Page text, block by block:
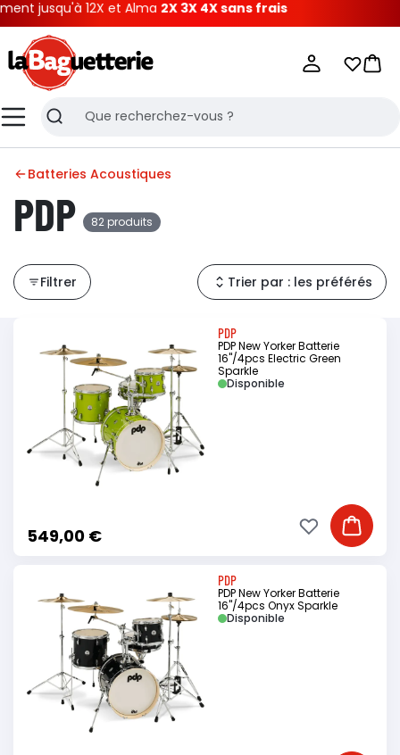
12X et Alma2X 3X 4X sans frais
MenuRecherche
Mes
Batteries Acoustiques
PDP 82 produits
Filtrer Trier par : les préférés
PDP
PDP New Yorker Batterie
16"/4pcs Electric Green
Sparkle
549,00 €
Disponible
Ajouter
Ajouter à ma
PDP
PDP New Yorker Batterie
16"/4pcs Onyx Sparkle
Disponible